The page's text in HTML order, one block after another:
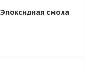
Эпоксидная смола